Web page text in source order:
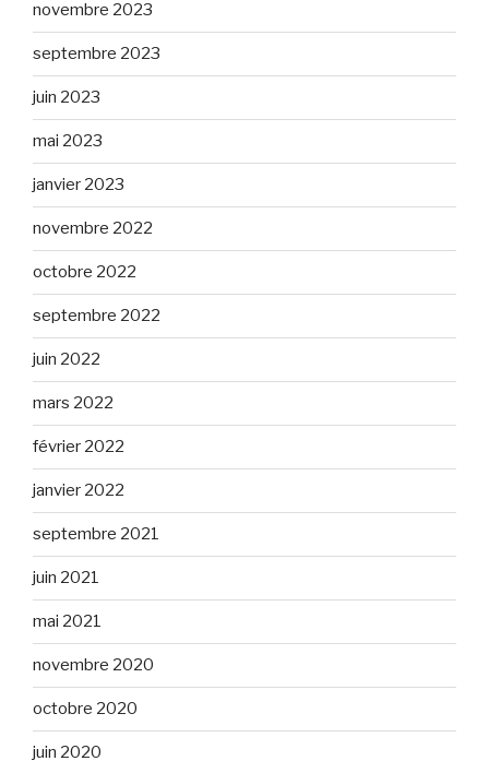
novembre 2023
septembre 2023
juin 2023
mai 2023
janvier 2023
novembre 2022
octobre 2022
septembre 2022
juin 2022
mars 2022
février 2022
janvier 2022
septembre 2021
juin 2021
mai 2021
novembre 2020
octobre 2020
juin 2020